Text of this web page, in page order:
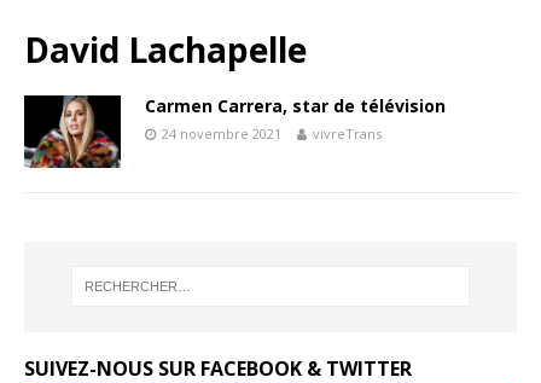
David Lachapelle
Carmen Carrera, star de télévision
24 novembre 2021 vivreTrans
SUIVEZ-NOUS SUR FACEBOOK & TWITTER